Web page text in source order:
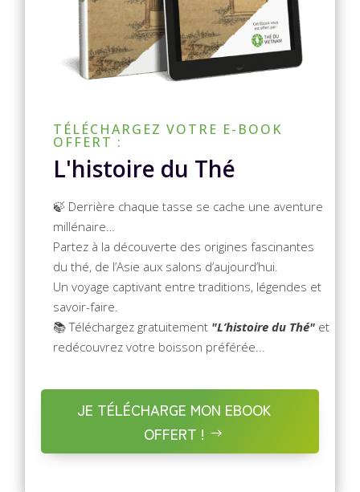
TÉLÉCHARGEZ VOTRE E-BOOK
OFFERT :
L'histoire du Thé
🍃 Derrière chaque tasse se cache une aventure
millénaire…
Partez à la découverte des origines fascinantes
du thé, de l’Asie aux salons d’aujourd’hui.
Un voyage captivant entre traditions, légendes et
savoir-faire.
📚 Téléchargez gratuitement "L’histoire du Thé" et
redécouvrez votre boisson préférée...
JE TÉLÉCHARGE MON EBOOK
OFFERT !